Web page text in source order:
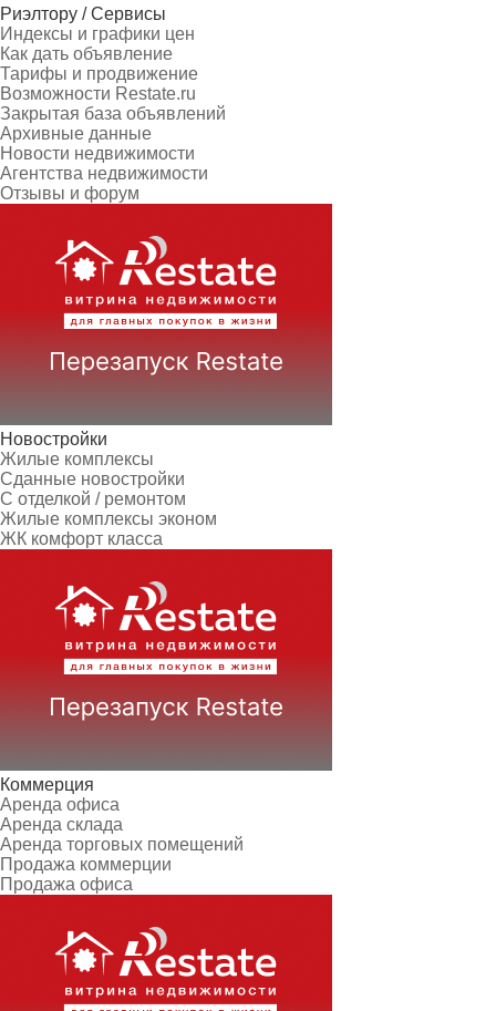
Риэлтору / Сервисы
Индексы и графики цен
Как дать объявление
Тарифы и продвижение
Возможности Restate.ru
Закрытая база объявлений
Архивные данные
Новости недвижимости
Агентства недвижимости
Отзывы и форум
Новостройки
Жилые комплексы
Сданные новостройки
С отделкой / ремонтом
Жилые комплексы эконом
ЖК комфорт класса
Коммерция
Аренда офиса
Аренда склада
Аренда торговых помещений
Продажа коммерции
Продажа офиса